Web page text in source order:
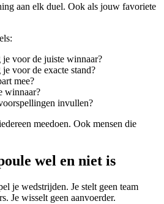
aan elk duel. Ook als jouw favoriete
voor de juiste winnaar?
voor de exacte stand?
mee?
winnaar?
invullen?
meedoen. Ook mensen die
wel en niet is
je wedstrijden. Je stelt geen team
Je wisselt geen aanvoerder.